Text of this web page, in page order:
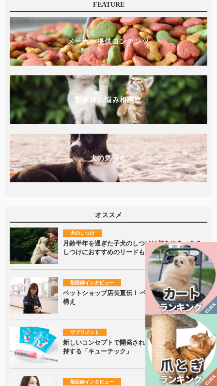
FEATURE
メーカー提供コンテンツ
獣医師お悩み相談室
犬の気持ち
オススメ
犬のしつけ
月齢半年を過ぎた子犬のしつけは何をやるべき？
しつけにおすすめのリードもご紹介！
獣医師インタビュー
ペットショップ店長直伝！ ペットを飼うときの心
構え
サプリメント
新しいコンセプトで開発された、腸内の健康を維
持する「キューテック」
獣医師インタビュー